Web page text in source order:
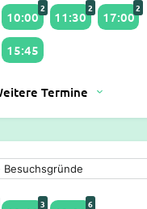
10:00
2
11:30
2
17:00
2
15:45
Termine
3 6